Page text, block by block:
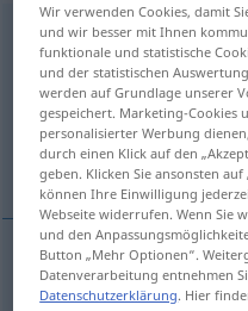
inspekce f
Übersicht aller
(Für mehr Details die
Inspektion
Inspektionf inspekce
Wir verwenden Cookies, damit
und wir besser mit Ihnen
funktionale und statistische
und der statistischen
werden auf Grundlage unserer
gespeichert. Marketing-Cookies
personalisierter Werbung
durch einen Klick auf den
geben. Klicken Sie ansonsten
können Ihre Einwilligung
Webseite widerrufen. Wenn Sie
und den
Button „Mehr Optionen“.
Datenverarbeitung entnehmen
Datenschutzerklärung. Hier